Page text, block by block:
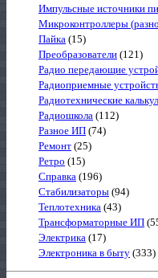
Импульсные источники
Микроконтроллеры
Пайка (15)
Преобразователи (121)
Радио передающие
Радиоприемные
Радиотехнические
Радиошкола (112)
Разное ИП (74)
Ремонт (25)
Ретро (15)
Справка (196)
Стабилизаторы (94)
Теплотехника (43)
Трансформаторные ИП
Электрика (17)
Электроника в быту (333)